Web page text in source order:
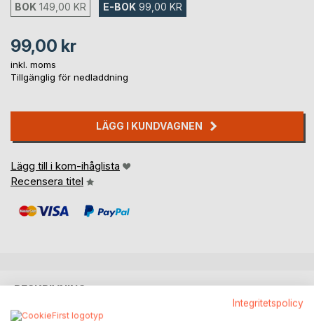
BOK 149,00 KR E-BOK 99,00 KR
99,00 kr
inkl. moms
Tillgänglig för nedladdning
LÄGG I KUNDVAGNEN
Lägg till i kom-ihåglista
Recensera titel
BESKRIVNING
Integritetspolicy